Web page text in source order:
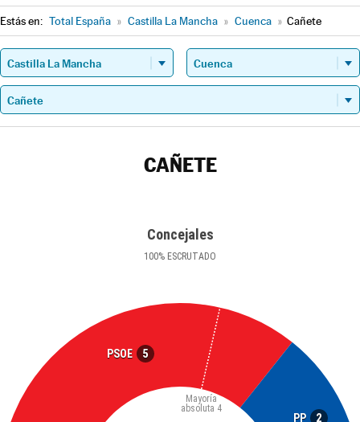
Estás en: Total España » Castilla La Mancha » Cuenca » Cañete
CAÑETE
Concejales
100% ESCRUTADO
PSOE 5
PP 2
Mayoría
absoluta 4